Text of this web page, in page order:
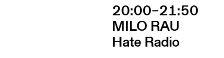
20:00–21:50
MILO RAU
Hate Radio